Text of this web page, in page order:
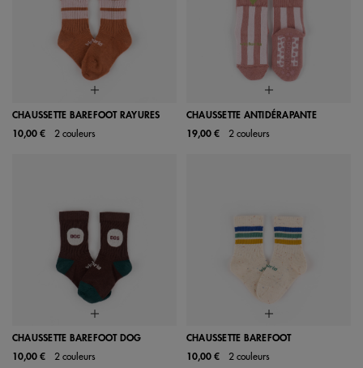
CHAUSSETTE BAREFOOT RAYURES
10,00 €
2 couleurs
CHAUSSETTE ANTIDÉRAPANTE
19,00 €
2 couleurs
CHAUSSETTE BAREFOOT DOG
10,00 €
2 couleurs
CHAUSSETTE BAREFOOT
10,00 €
2 couleurs